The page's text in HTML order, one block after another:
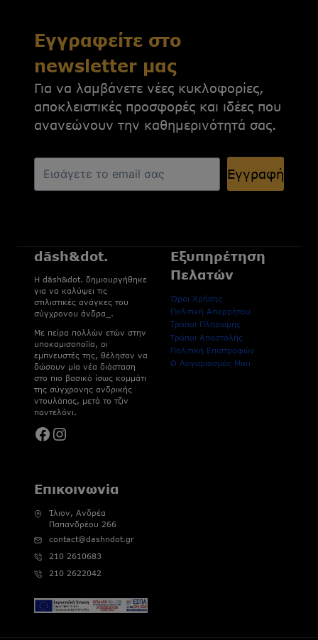
Εγγραφείτε στο
newsletter μας
Για να λαμβάνετε νέες κυκλοφορίες,
αποκλειστικές προσφορές και ιδέες που
ανανεώνουν την καθημερινότητά σας.
Εγγραφή
dāsh&dot.
H dāsh&dot. δημιουργήθηκε
για να καλύψει τις
στιλιστικές ανάγκες του
σύγχρονου άνδρα_.
Με πείρα πολλών ετών στην
υποκαμισοποϊία, οι
εμπνευστές της, θέλησαν να
δώσουν μία νέα διάσταση
στο πιο βασικό ίσως κομμάτι
της σύγχρονης ανδρικής
ντουλάπας, μετά το τζιν
παντελόνι.
Facebook
Instagram
Εξυπηρέτηση
Πελατών
Όροι Χρήσης
Πολιτική Απορρήτου
Τρόποι Πληρωμής
Τρόποι Αποστολής
Πολιτική Επιστροφών
Ο Λογαριασμός Μου
Επικοινωνία
Ίλιον, Ανδρέα
Παπανδρέου 266
contact@dashndot.gr
210 2610683
210 2622042